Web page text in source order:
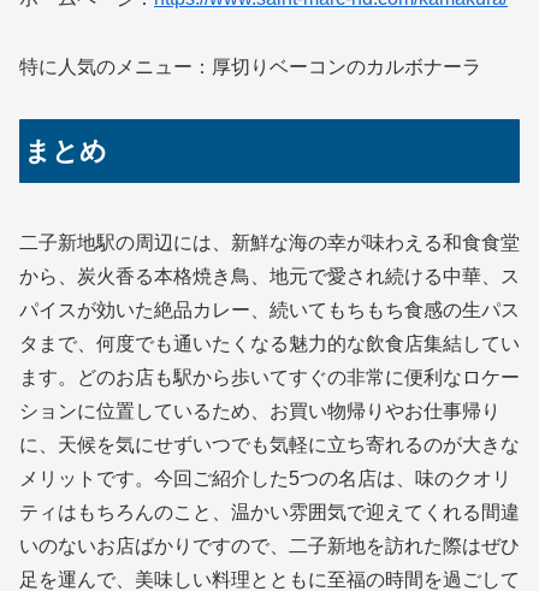
特に人気のメニュー：厚切りベーコンのカルボナーラ
まとめ
二子新地駅の周辺には、新鮮な海の幸が味わえる和食食堂
から、炭火香る本格焼き鳥、地元で愛され続ける中華、ス
パイスが効いた絶品カレー、続いてもちもち食感の生パス
タまで、何度でも通いたくなる魅力的な飲食店集結してい
ます。どのお店も駅から歩いてすぐの非常に便利なロケー
ションに位置しているため、お買い物帰りやお仕事帰り
に、天候を気にせずいつでも気軽に立ち寄れるのが大きな
メリットです。今回ご紹介した5つの名店は、味のクオリ
ティはもちろんのこと、温かい雰囲気で迎えてくれる間違
いのないお店ばかりですので、二子新地を訪れた際はぜひ
足を運んで、美味しい料理とともに至福の時間を過ごして